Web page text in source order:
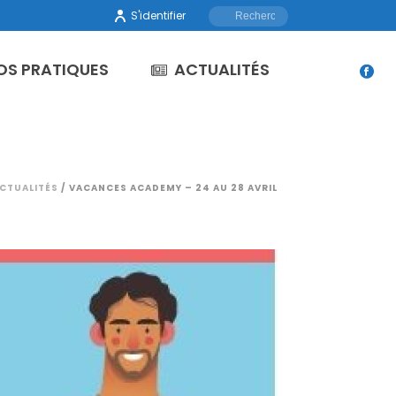
S'identifier
PRATIQUES ACTUALITÉS
/ VACANCES ACADEMY – 24 AU 28 AVRIL